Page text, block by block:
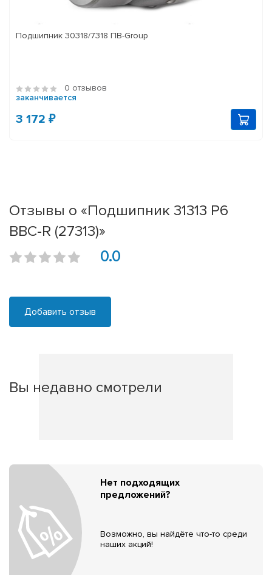
Подшипник 30318/7318 ПВ-Group
0 отзывов
заканчивается
3 172 ₽
Отзывы о «Подшипник 31313 P6
BBC-R (27313)»
0.0
Добавить отзыв
Вы недавно смотрели
Нет подходящих
предложений?
Возможно, вы найдёте что-то среди
наших акций!